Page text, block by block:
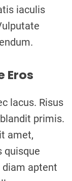
iaculis
Eros
lacus. Risus
primis.
amet,
quisque
diam aptent